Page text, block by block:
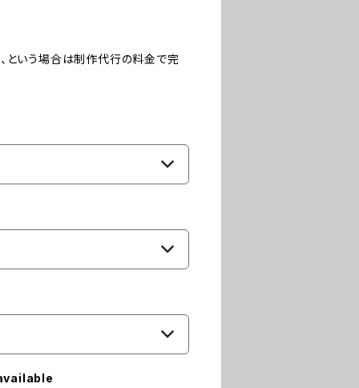
という場合は制作代行の料金で完